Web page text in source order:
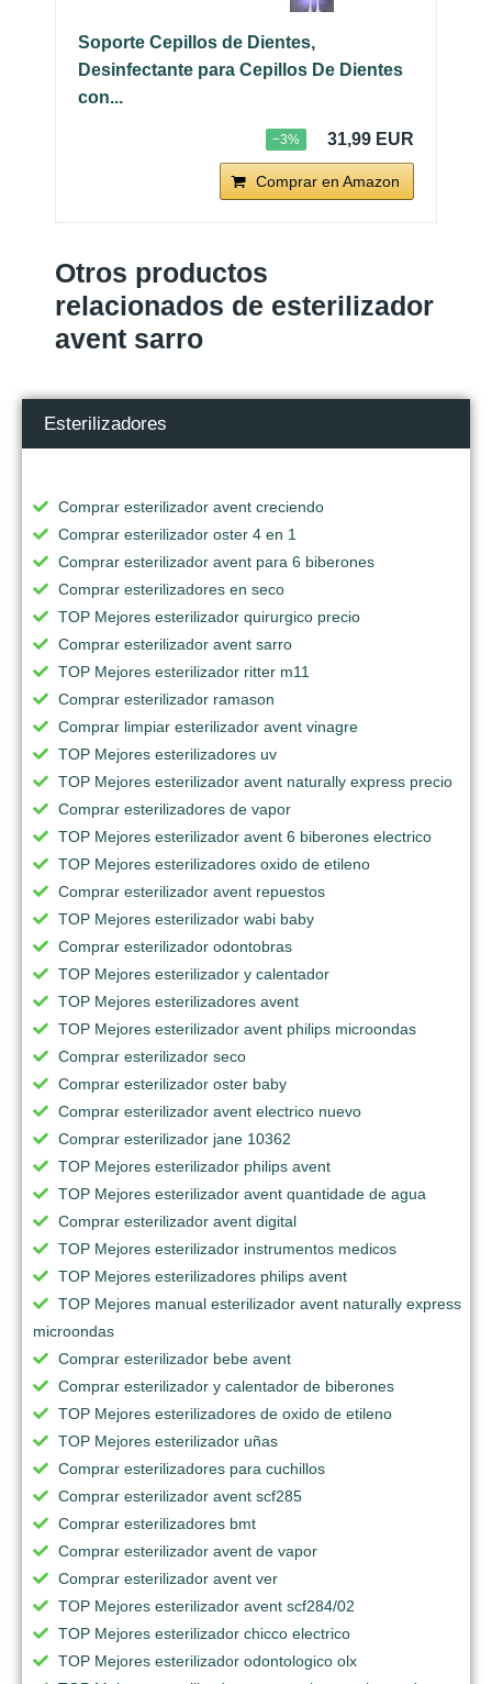
Soporte Cepillos de Dientes,
Desinfectante para Cepillos De Dientes
con...
−3% 31,99 EUR
Comprar en Amazon
Otros productos
relacionados de esterilizador
avent sarro
Esterilizadores
Comprar esterilizador avent creciendo
Comprar esterilizador oster 4 en 1
Comprar esterilizador avent para 6 biberones
Comprar esterilizadores en seco
TOP Mejores esterilizador quirurgico precio
Comprar esterilizador avent sarro
TOP Mejores esterilizador ritter m11
Comprar esterilizador ramason
Comprar limpiar esterilizador avent vinagre
TOP Mejores esterilizadores uv
TOP Mejores esterilizador avent naturally express precio
Comprar esterilizadores de vapor
TOP Mejores esterilizador avent 6 biberones electrico
TOP Mejores esterilizadores oxido de etileno
Comprar esterilizador avent repuestos
TOP Mejores esterilizador wabi baby
Comprar esterilizador odontobras
TOP Mejores esterilizador y calentador
TOP Mejores esterilizadores avent
TOP Mejores esterilizador avent philips microondas
Comprar esterilizador seco
Comprar esterilizador oster baby
Comprar esterilizador avent electrico nuevo
Comprar esterilizador jane 10362
TOP Mejores esterilizador philips avent
TOP Mejores esterilizador avent quantidade de agua
Comprar esterilizador avent digital
TOP Mejores esterilizador instrumentos medicos
TOP Mejores esterilizadores philips avent
TOP Mejores manual esterilizador avent naturally express
microondas
Comprar esterilizador bebe avent
Comprar esterilizador y calentador de biberones
TOP Mejores esterilizadores de oxido de etileno
TOP Mejores esterilizador uñas
Comprar esterilizadores para cuchillos
Comprar esterilizador avent scf285
Comprar esterilizadores bmt
Comprar esterilizador avent de vapor
Comprar esterilizador avent ver
TOP Mejores esterilizador avent scf284/02
TOP Mejores esterilizador chicco electrico
TOP Mejores esterilizador odontologico olx